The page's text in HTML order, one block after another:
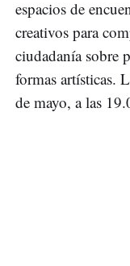
espacios de
creativos para
ciudadanía sobre
formas artísticas.
de mayo, a las